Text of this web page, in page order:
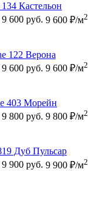
Кастельон
9 600 руб. 9 600 ₽/м2
122 Верона
9 600 руб. 9 600 ₽/м2
403 Морейн
9 800 руб. 9 800 ₽/м2
Дуб Пульсар
9 900 руб. 9 900 ₽/м2